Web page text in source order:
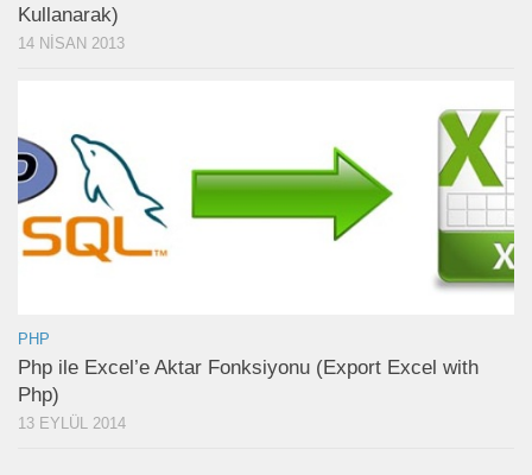
Kullanarak)
14 NISAN 2013
PHP
Php ile Excel’e Aktar Fonksiyonu (Export Excel with
Php)
13 EYLÜL 2014